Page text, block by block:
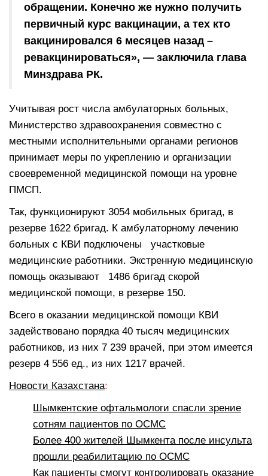
обращении. Конечно же нужно получить
первичный курс вакцинации, а тех кто
вакцинировался 6 месяцев назад –
ревакцинироваться», — заключила глава
Минздрава РК.
Учитывая рост числа амбулаторных больных,
Министерство здравоохранения совместно с
местными исполнительными органами регионов
принимает меры по укреплению и организации
своевременной медицинской помощи на уровне
ПМСП.
Так, функционируют 3054 мобильных бригад, в
резерве 1622 бригад. К амбулаторному лечению
больных с КВИ подключены участковые
медицинские работники. Экстренную медицинскую
помощь оказывают 1486 бригад скорой
медицинской помощи, в резерве 150.
Всего в оказании медицинской помощи КВИ
задействовано порядка 40 тысяч медицинских
работников, из них 7 239 врачей, при этом имеется
резерв 4 556 ед., из них 1217 врачей.
Новости Казахстана:
Шымкентские офтальмологи спасли зрение
сотням пациентов по ОСМС
Более 400 жителей Шымкента после инсульта
прошли реабилитацию по ОСМС
Как пациенты смогут контролировать оказание